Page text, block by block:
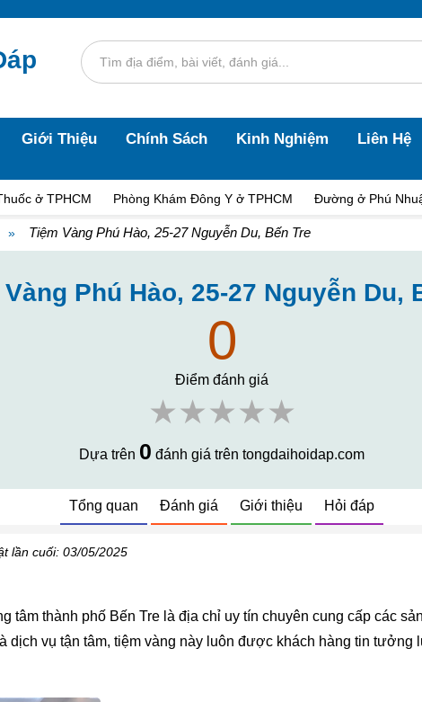
Giới Thiệu Chính Sách Kinh Nghiệm Liên Hệ
ở TPHCM Phòng Khám Đông Y ở TPHCM Đường ở Phú
» Tiệm Vàng Phú Hào, 25-27 Nguyễn Du, Bến Tre
Phú Hào, 25-27 Nguyễn Du,
0
Điểm đánh giá
★★★★★
Dựa trên 0 đánh giá trên tongdaihoidap.com
Tổng quan Đánh giá Giới thiệu Hỏi đáp
lần cuối: 03/05/2025
tâm thành phố Bến Tre là địa chỉ uy tín chuyên cung cấp các
dịch vụ tận tâm, tiệm vàng này luôn được khách hàng tin tưởng